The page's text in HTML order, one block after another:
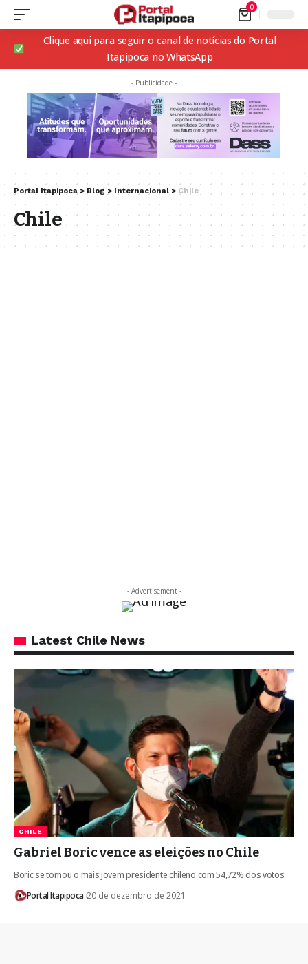
0
Clique aqui para seguir o canal de notícias do Portal
Itapipoca no WhatsApp
- Publicidade -
Portal Itapipoca > Blog > Internacional > Chile
Chile
- Advertisement -
Latest Chile News
CHILE
Gabriel Boric vence as eleições no Chile
Boric se tornou o mais jovem presidente chileno com 54,72% dos votos
Portal Itapipoca 20 de dezembro de 2021